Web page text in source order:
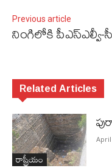
Previous article
నింగిలోకి పీఎస్‌ఎల్వీ-
Related Articles
రాష్ట్రీయం
April